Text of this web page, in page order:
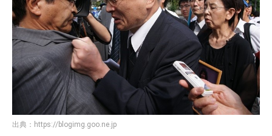
出典： https://blogimg.goo.ne.jp